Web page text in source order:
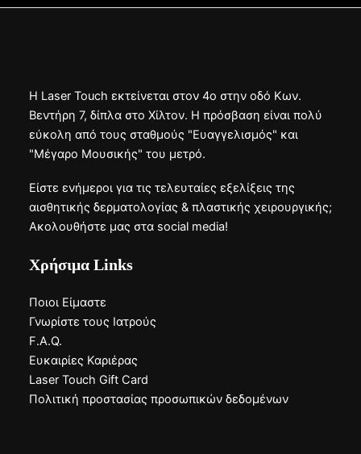
Η Laser Touch εκτείνεται στον 4ο στην οδό Κων.
Βεντήρη 7, δίπλα στο Χίλτον. Η πρόσβαση είναι πολύ
εύκολη από τους σταθμούς "Ευαγγελισμός" και
"Μέγαρο Μουσικής" του μετρό.
Είστε ενήμεροι για τις τελευταίες εξελίξεις της
αισθητικής δερματολογίας & πλαστικής χειρουργικής;
Ακολουθήστε μας στα social media!
Χρήσιμα Links
Ποιοι Είμαστε
Γνωρίστε τους Ιατρούς
F.A.Q.
Ευκαιρίες Καριέρας
Laser Touch Gift Card
Πολιτική προστασίας προσωπικών δεδομένων